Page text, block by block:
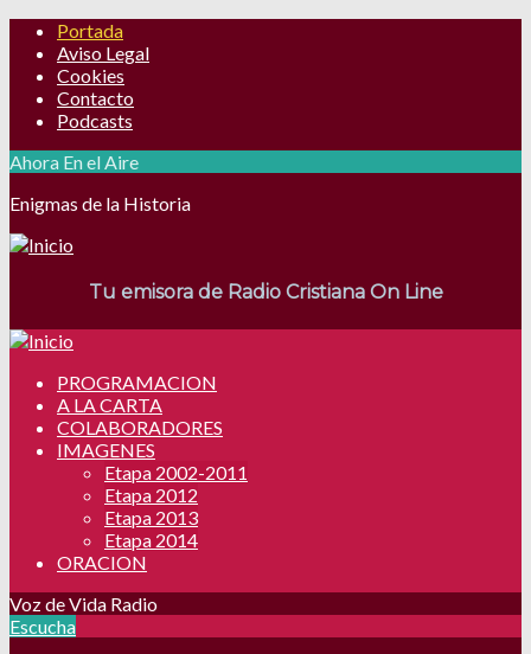
Portada
Aviso Legal
Cookies
Contacto
Podcasts
Ahora En el Aire
Enigmas de la Historia
Tu emisora de Radio Cristiana On Line
PROGRAMACION
A LA CARTA
COLABORADORES
IMAGENES
Etapa 2002-2011
Etapa 2012
Etapa 2013
Etapa 2014
ORACION
Voz de Vida Radio
Escucha